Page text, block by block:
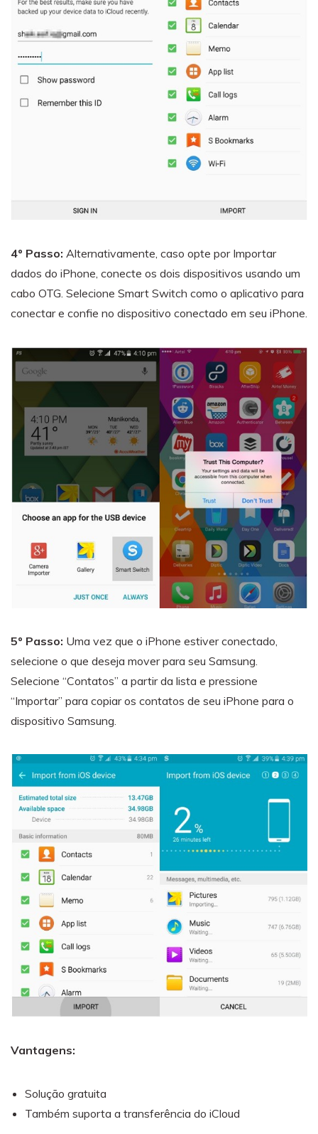
4º Passo: Alternativamente, caso opte por Importar
dados do iPhone, conecte os dois dispositivos usando um
cabo OTG. Selecione Smart Switch como o aplicativo para
conectar e confie no dispositivo conectado em seu iPhone.
5º Passo: Uma vez que o iPhone estiver conectado,
selecione o que deseja mover para seu Samsung.
Selecione “Contatos” a partir da lista e pressione
“Importar” para copiar os contatos de seu iPhone para o
dispositivo Samsung.
Vantagens:
Solução gratuita
Também suporta a transferência do iCloud